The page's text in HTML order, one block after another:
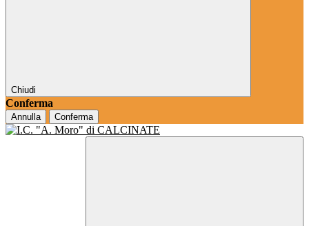
Chiudi
Conferma
Annulla Conferma